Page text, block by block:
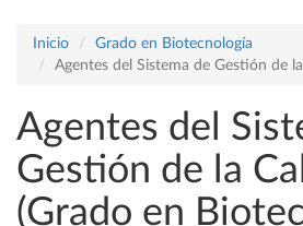
Inicio
Grado en Biotecnología
Agentes del Sistema de Gestión de
Agentes del
Gestión de la
(Grado en